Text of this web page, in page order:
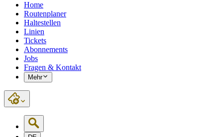
Home
Routenplaner
Haltestellen
Linien
Tickets
Abonnements
Jobs
Fragen & Kontakt
Mehr